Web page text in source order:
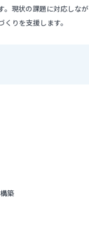
。現状の課題に対応しな
りを支援します。
築